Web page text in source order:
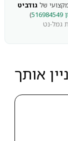
של גודביט
)
גמל-נט
אותך